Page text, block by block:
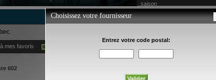
saison
mes favoris
602